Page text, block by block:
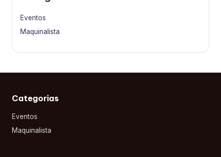
Eventos
Maquinalista
Categorias
Eventos
Maquinalista